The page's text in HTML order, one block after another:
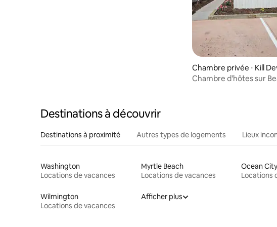
Chambre privée ⋅ Kill
Chambre d'hôtes sur
Destinations à découvrir
Destinations à proximité Autres types de logements Lieux
Washington
Locations de vacances
Myrtle Beach
Locations de vacances
Ocean City
Locations
Wilmington
Locations de vacances
Afficher plus